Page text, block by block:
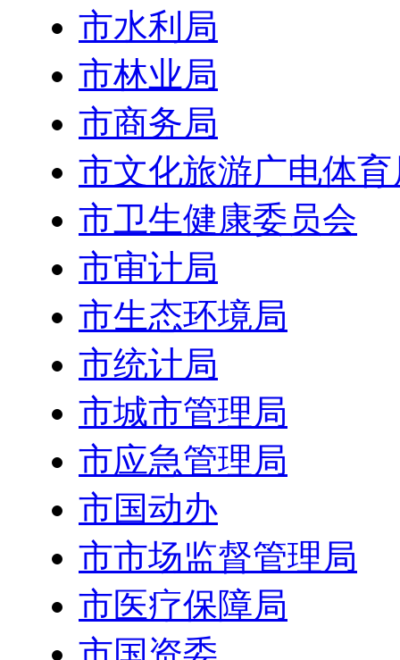
市水利局
市林业局
市商务局
市文化旅游广电体育
市卫生健康委员会
市审计局
市生态环境局
市统计局
市城市管理局
市应急管理局
市国动办
市市场监督管理局
市医疗保障局